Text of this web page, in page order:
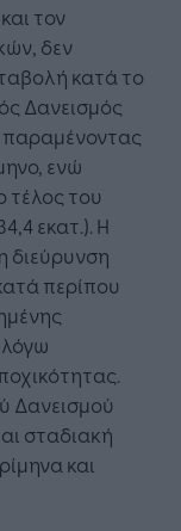
τον
δεν
κατά το
Δανεισμός
παραμένοντας
ενώ
τέλος του
εκατ.). Η
διεύρυνση
περίπου
Δανεισμού
σταδιακή
και